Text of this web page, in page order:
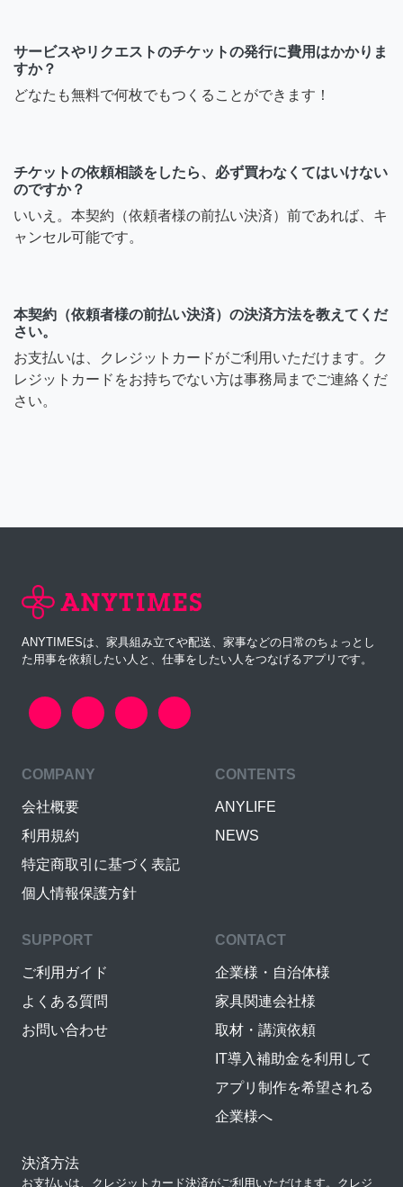
サービスやリクエストのチケットの発行に費用はかかりま
すか？
どなたも無料で何枚でもつくることができます！
チケットの依頼相談をしたら、必ず買わなくてはいけない
のですか？
いいえ。本契約（依頼者様の前払い決済）前であれば、キ
ャンセル可能です。
本契約（依頼者様の前払い決済）の決済方法を教えてくだ
さい。
お支払いは、クレジットカードがご利用いただけます。ク
レジットカードをお持ちでない方は事務局までご連絡くだ
さい。
ANYTIMESは、家具組み立てや配送、家事などの日常のちょっとし
た用事を依頼したい人と、仕事をしたい人をつなげるアプリです。
COMPANY
会社概要
利用規約
特定商取引に基づく表記
個人情報保護方針
CONTENTS
ANYLIFE
NEWS
SUPPORT
ご利用ガイド
よくある質問
お問い合わせ
CONTACT
企業様・自治体様
家具関連会社様
取材・講演依頼
IT導入補助金を利用して
アプリ制作を希望される
企業様へ
決済方法
お支払いは、クレジットカード決済がご利用いただけます。クレジ